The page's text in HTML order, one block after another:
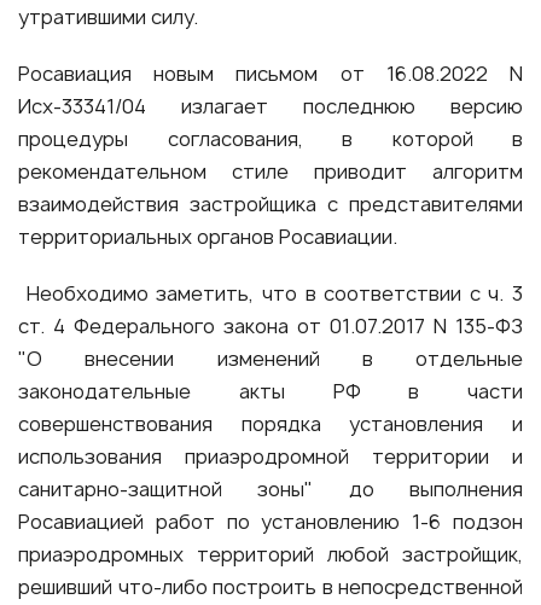
утратившими силу.
Росавиация новым письмом от 16.08.2022 N
Исх-33341/04 излагает последнюю версию
процедуры согласования, в которой в
рекомендательном стиле приводит алгоритм
взаимодействия застройщика с представителями
территориальных органов Росавиации.
Необходимо заметить, что в соответствии с ч. 3
ст. 4 Федерального закона от 01.07.2017 N 135-ФЗ
"О внесении изменений в отдельные
законодательные акты РФ в части
совершенствования порядка установления и
использования приаэродромной территории и
санитарно-защитной зоны" до выполнения
Росавиацией работ по установлению 1-6 подзон
приаэродромных территорий любой застройщик,
решивший что-либо построить в непосредственной